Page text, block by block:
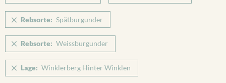
Rebsorte: Spätburgunder
Rebsorte: Weissburgunder
Lage: Winklerberg Hinter Winklen